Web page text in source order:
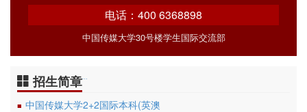
电话：400 6368898
中国传媒大学30号楼学生国际交流部
招生简章
■ 中国传媒大学2+2国际本科(英澳